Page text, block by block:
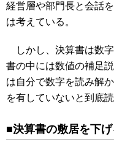
経営層や部門長と会話
は考えている。
しかし、決算書は数
書の中には数値の補足
は自分で数字を読み解
を有していないと到底
■決算書の敷居を下